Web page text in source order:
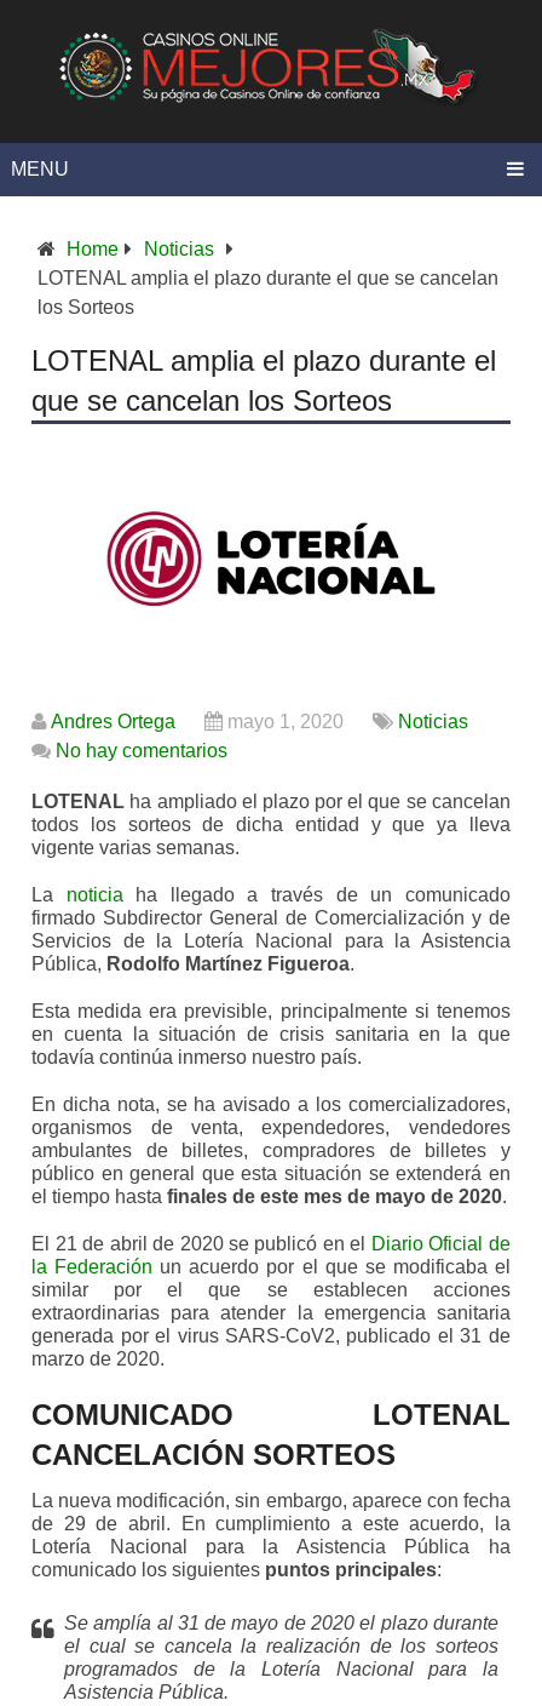
MENU
Home
Noticias
LOTENAL amplia el plazo durante el que se cancelan
los Sorteos
LOTENAL amplia el plazo durante el
que se cancelan los Sorteos
Andres Ortega mayo 1, 2020
Noticias
No hay comentarios
LOTENAL ha ampliado el plazo por el que se cancelan
todos los sorteos de dicha entidad y que ya lleva
vigente varias semanas.
La noticia ha llegado a través de un comunicado
firmado Subdirector General de Comercialización y de
Servicios de la Lotería Nacional para la Asistencia
Pública, Rodolfo Martínez Figueroa.
Esta medida era previsible, principalmente si tenemos
en cuenta la situación de crisis sanitaria en la que
todavía continúa inmerso nuestro país.
En dicha nota, se ha avisado a los comercializadores,
organismos de venta, expendedores, vendedores
ambulantes de billetes, compradores de billetes y
público en general que esta situación se extenderá en
el tiempo hasta finales de este mes de mayo de 2020.
El 21 de abril de 2020 se publicó en el
Diario Oficial de
la Federación un acuerdo por el que se modificaba el
similar por el que se establecen acciones
extraordinarias para atender la emergencia sanitaria
generada por el virus SARS-CoV2, publicado el 31 de
marzo de 2020.
COMUNICADO LOTENAL
CANCELACIÓN SORTEOS
La nueva modificación, sin embargo, aparece con fecha
de 29 de abril. En cumplimiento a este acuerdo, la
Lotería Nacional para la Asistencia Pública ha
comunicado los siguientes puntos principales:
Se amplía al 31 de mayo de 2020 el plazo durante
el cual se cancela la realización de los sorteos
programados de la Lotería Nacional para la
Asistencia Pública.